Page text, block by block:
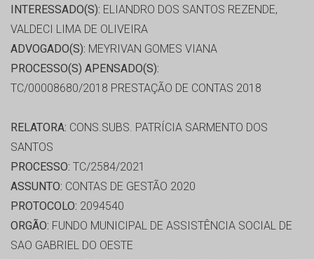
INTERESSADO(S): ELIANDRO DOS SANTOS REZENDE,
VALDECI LIMA DE OLIVEIRA
ADVOGADO(S): MEYRIVAN GOMES VIANA
PROCESSO(S) APENSADO(S):
TC/00008680/2018 PRESTAÇÃO DE CONTAS 2018
RELATORA: CONS.SUBS. PATRÍCIA SARMENTO DOS
SANTOS
PROCESSO: TC/2584/2021
ASSUNTO: CONTAS DE GESTÃO 2020
PROTOCOLO: 2094540
ORGÃO: FUNDO MUNICIPAL DE ASSISTÊNCIA SOCIAL DE
SAO GABRIEL DO OESTE